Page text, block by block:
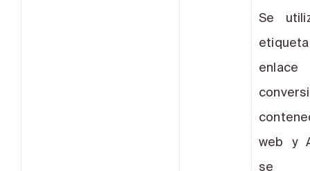
Se
web y
se